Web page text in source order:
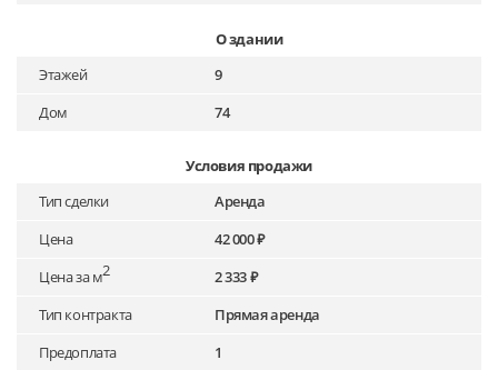
О здании
Этажей
9
Дом
74
Условия продажи
Тип сделки
Аренда
Цена
42 000 ₽
Цена за м2
2 333 ₽
Тип контракта
Прямая аренда
Предоплата
1